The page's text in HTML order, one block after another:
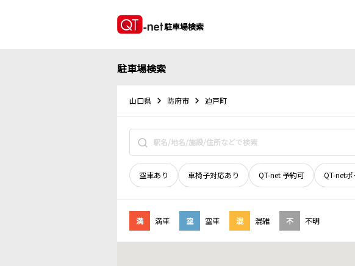
駐車場検索
駐車場検索
山口県 防府市 迫戸町
空車あり 車椅子対応あり QT-net 予約可 QT-net
満 満車 空 空車 混 混雑 不 不明